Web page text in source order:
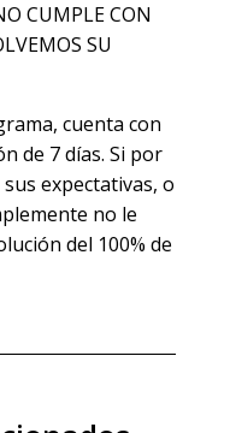
CUMPLE CON
SU
cuenta con
de 7 días. Si por
expectativas, o
no le
del 100% de